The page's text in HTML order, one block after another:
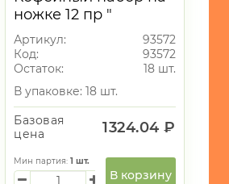
ножке 12 пр "
Зеленый цветок" 90
мл
Артикул:
93572
Код:
93572
Остаток:
18 шт.
В упаковке: 18 шт.
Базовая
цена
1324.04 ₽
Мин партия:1 шт.
В корзину